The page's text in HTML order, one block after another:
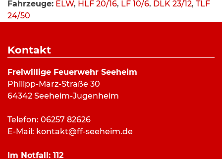
Fahrzeuge: ELW, HLF 20/16, LF 10/6, DLK 23/12,TLF
24/50
West, Polizei, Rettungsdienst
Einsatzbericht:
Am Donnerstagnachmittag wurde die Feuerwehr
Seeheim zur Unterstützung der Kameraden aus
Die Seeheimer Kräfte unterstützen mit einem
Kontakt
Freiwillige Feuerwehr Seeheim
Philipp-März-Straße 30
64342 Seeheim-Jugenheim
Telefon: 06257 82626
E-Mail: kontakt@ff-seeheim.de
Im Notfall:112